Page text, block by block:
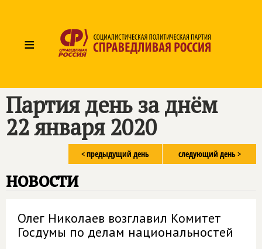
≡
Партия день за днём
22 января 2020
следующий день >
< предыдущий день
новости
Олег Николаев возглавил Комитет
Госдумы по делам национальностей